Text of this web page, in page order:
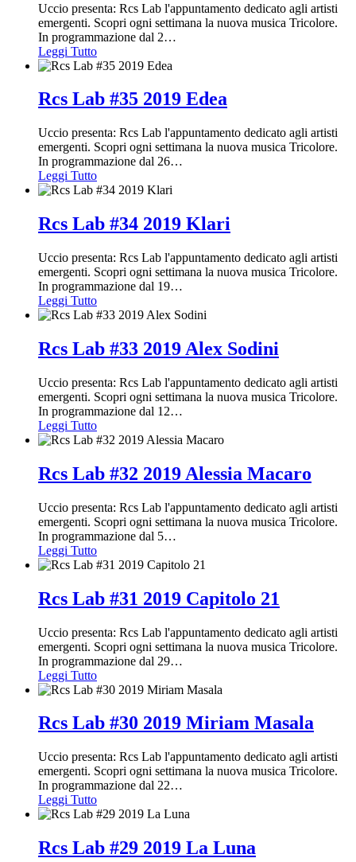
Uccio presenta: Rcs Lab l'appuntamento dedicato agli artisti
emergenti. Scopri ogni settimana la nuova musica Tricolore.
In programmazione dal 2…
Leggi Tutto
Rcs Lab #35 2019 Edea
Uccio presenta: Rcs Lab l'appuntamento dedicato agli artisti
emergenti. Scopri ogni settimana la nuova musica Tricolore.
In programmazione dal 26…
Leggi Tutto
Rcs Lab #34 2019 Klari
Uccio presenta: Rcs Lab l'appuntamento dedicato agli artisti
emergenti. Scopri ogni settimana la nuova musica Tricolore.
In programmazione dal 19…
Leggi Tutto
Rcs Lab #33 2019 Alex Sodini
Uccio presenta: Rcs Lab l'appuntamento dedicato agli artisti
emergenti. Scopri ogni settimana la nuova musica Tricolore.
In programmazione dal 12…
Leggi Tutto
Rcs Lab #32 2019 Alessia Macaro
Uccio presenta: Rcs Lab l'appuntamento dedicato agli artisti
emergenti. Scopri ogni settimana la nuova musica Tricolore.
In programmazione dal 5…
Leggi Tutto
Rcs Lab #31 2019 Capitolo 21
Uccio presenta: Rcs Lab l'appuntamento dedicato agli artisti
emergenti. Scopri ogni settimana la nuova musica Tricolore.
In programmazione dal 29…
Leggi Tutto
Rcs Lab #30 2019 Miriam Masala
Uccio presenta: Rcs Lab l'appuntamento dedicato agli artisti
emergenti. Scopri ogni settimana la nuova musica Tricolore.
In programmazione dal 22…
Leggi Tutto
Rcs Lab #29 2019 La Luna